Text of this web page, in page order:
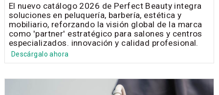
El nuevo catálogo 2026 de Perfect Beauty integra
soluciones en peluquería, barbería, estética y
mobiliario, reforzando la visión global de la marca
como 'partner' estratégico para salones y centros
especializados. innovación y calidad profesional.
Descárgalo ahora